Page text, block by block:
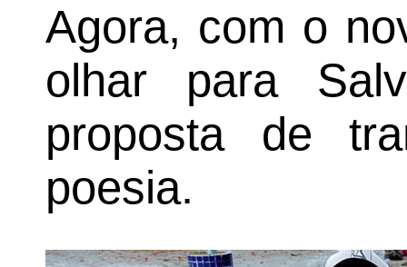
Agora, com o
olhar para
proposta de
poesia.